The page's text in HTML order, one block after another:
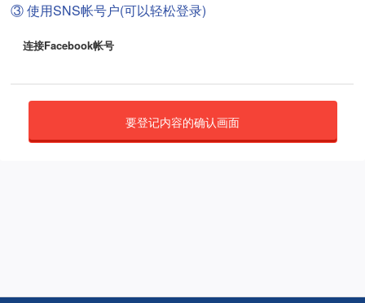
③ 使用SNS帐号户(可以轻松登录)
连接Facebook帐号